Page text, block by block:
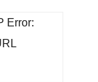
Error: